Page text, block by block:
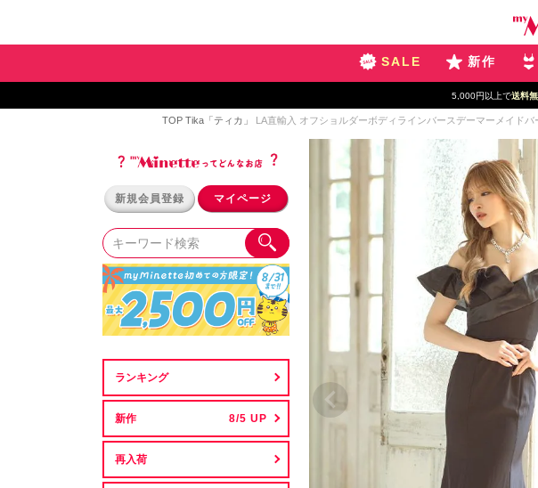
SALE 新作
5,000円以上で送料
TOP Tika「ティカ」 LA直輸入 オフショルダーボディラインバースデーマーメイド
新規会員登録 マイページ
ランキング
新作
再入荷